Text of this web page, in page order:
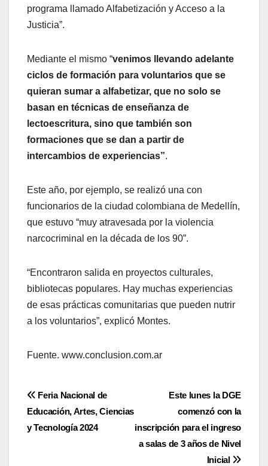
programa llamado Alfabetización y Acceso a la
Justicia”.
Mediante el mismo “venimos llevando adelante
ciclos de formación para voluntarios que se
quieran sumar a alfabetizar, que no solo se
basan en técnicas de enseñanza de
lectoescritura, sino que también son
formaciones que se dan a partir de
intercambios de experiencias”.
Este año, por ejemplo, se realizó una con
funcionarios de la ciudad colombiana de Medellín,
que estuvo “muy atravesada por la violencia
narcocriminal en la década de los 90”.
“Encontraron salida en proyectos culturales,
bibliotecas populares. Hay muchas experiencias
de esas prácticas comunitarias que pueden nutrir
a los voluntarios”, explicó Montes.
Fuente. www.conclusion.com.ar
Navegación
de
Este lunes la DGE
comenzó con la
inscripción para el ingreso
a salas de 3 años de Nivel
Inicial
Feria Nacional de
Educación, Artes, Ciencias
y Tecnología 2024